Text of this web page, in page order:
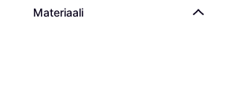
Materiaali